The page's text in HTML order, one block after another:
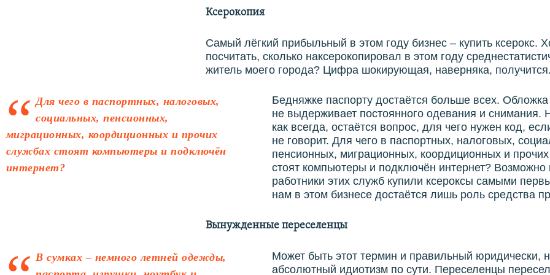
Ксерокопия
Самый лёгкий прибыльный в этом году бизнес – купить ксерокс.
посчитать, сколько наксерокопировал в этом году
житель моего города? Цифра шокирующая, наверняка,
Для чего в паспортных, налоговых,
социальных, пенсионных,
миграционных, коордиционных и прочих
службах стоят компьютеры и подключён
интернет?
Бедняжке паспорту достаётся больше всех.
не выдерживает постоянного одевания и снимания.
как всегда, остаётся вопрос, для чего нужен код,
не говорит. Для чего в паспортных, налоговых,
пенсионных, миграционных, коордиционных и
стоят компьютеры и подключён интернет? Возможно
работники этих служб купили ксероксы самыми
нам в этом бизнесе достаётся лишь роль средства
Вынужденные переселенцы
В сумках – немного летней одежды,
Может быть этот термин и правильный юридически,
абсолютный идиотизм по сути. Переселенцы